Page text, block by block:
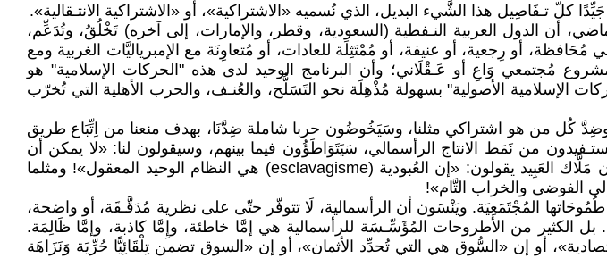
تـفَاصِيل هذا الشَّيء البديل، الذي نُسميه «الاشتراكية»، أو «الاشتراكية الانتـقالية».
أن الدول العربية النـفطية (السعودية، وقطر، والإمارات، إلى آخره) تَخْلُقُ، وتُدَعِّم،
أو رِجعية، أو عنيفة، أو مُمْتَثِلَة للعادات، أو مُتعاوِنَة مع الإمبرياليَّات الغربية ومع
مُجتمعي وَاعِ أو عَـقْلَاني؛ وأن البرنامج الوحيد لدى هذه "الحركات الإسلامية" هو
الإسلامية الأصولية" بسهولة مُذْهِلَة نحو التَسَلُّح، والعُنـف، والحرب الأهلية التي تُخرّب
وضِدَّ كُل من هو اشتراكي مثلنا، وسَيَخُوضُون حربا شاملة ضِدَّنَا، بهدف منعنا من اِتِّبَاع طريق
من نَمَط الانتاج الرأسمالي، سَيَتَوَاطَؤُون فيما بينهم، وسيقولون لنا: «لا يمكن أن
ينجح سوى النظام الرأسمالي وحده. وإن الاشتراكية هي وهم مستحيل التحقيق»! مثلما كان مَلَّاك العَبِيد يقولون: «إن العُبودية (esclavagisme) هي النظام الوحيد المعقول»! ومثلما
المُجْتَمَعِيَة. ويَنْسَون أن الرأسمالية، لَا تتوفّر حتّى على نظرية مُدَقَّـقَة، أو واضحة،
الكثير من الأطروحات المُؤَسِّـسَة للرأسمالية هي إمَّا خاطئة، وإِمَّا كاذبة، وإمَّا ظَالِمَة.
أو إن «السُّوق هي التي تُحدِّد الأثمان»، أو إن «السوق تضمن تِلْقَائِيًّا حُرِّيَة وَنَزَاهَة